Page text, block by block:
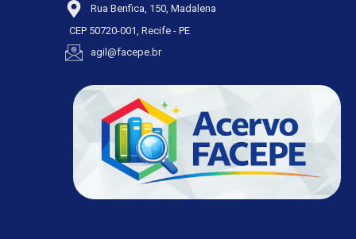
Rua Benfica, 150, Madalena
CEP 50720-001, Recife - PE
agil@facepe.br